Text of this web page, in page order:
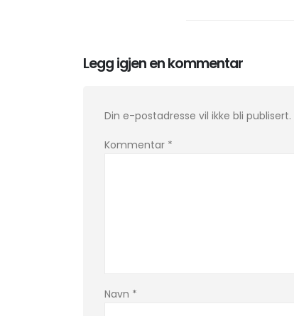
Legg igjen en kommentar
Din e-postadresse vil ikke bli publisert.
Kommentar *
Navn *